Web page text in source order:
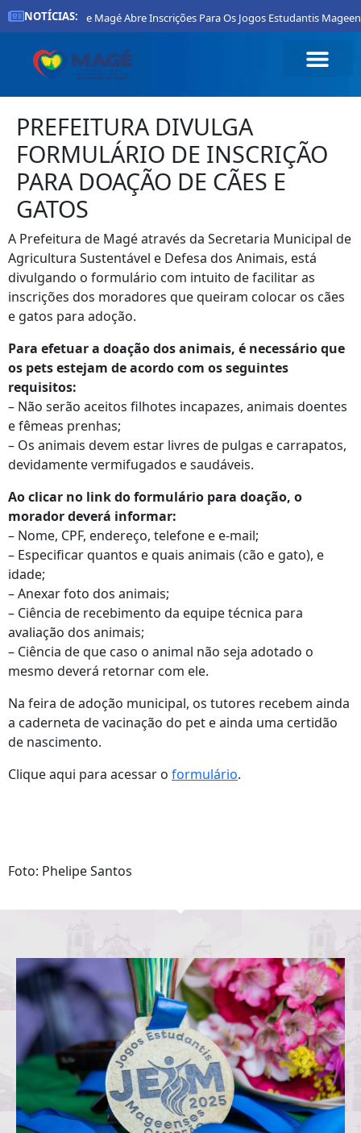
NOTÍCIAS:
Prefeitura De Magé Abre Inscrições Para Os Jogos Estudantis
PREFEITURA DIVULGA
FORMULÁRIO DE INSCRIÇÃO
PARA DOAÇÃO DE CÃES E
GATOS
A Prefeitura de Magé através da Secretaria Municipal de
Agricultura Sustentável e Defesa dos Animais, está
divulgando o formulário com intuito de facilitar as
inscrições dos moradores que queiram colocar os cães
e gatos para adoção.
Para efetuar a doação dos animais, é necessário que
os pets estejam de acordo com os seguintes
requisitos:
– Não serão aceitos filhotes incapazes, animais doentes
e fêmeas prenhas;
– Os animais devem estar livres de pulgas e carrapatos,
devidamente vermifugados e saudáveis.
Ao clicar no link do formulário para doação, o
morador deverá informar:
– Nome, CPF, endereço, telefone e e-mail;
– Especificar quantos e quais animais (cão e gato), e
idade;
– Anexar foto dos animais;
– Ciência de recebimento da equipe técnica para
avaliação dos animais;
– Ciência de que caso o animal não seja adotado o
mesmo deverá retornar com ele.
Na feira de adoção municipal, os tutores recebem ainda
a caderneta de vacinação do pet e ainda uma certidão
de nascimento.
Clique aqui para acessar o formulário.
Foto: Phelipe Santos